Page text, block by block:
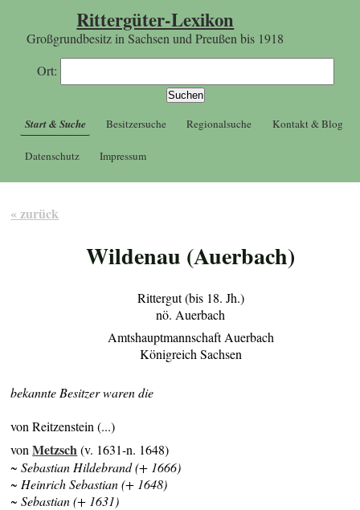
Rittergüter-Lexikon
Großgrundbesitz in Sachsen und Preußen bis 1918
Ort:
Start & Suche Besitzersuche Regionalsuche Kontakt & Blog
Datenschutz Impressum
« zurück
Wildenau (Auerbach)
Rittergut (bis 18. Jh.)
nö. Auerbach
Amtshauptmannschaft Auerbach
Königreich Sachsen
bekannte Besitzer waren die
von Reitzenstein (...)
vonMetzsch(v. 1631-n. 1648)
~ Sebastian Hildebrand (+ 1666)
~ Heinrich Sebastian (+ 1648)
~ Sebastian (+ 1631)